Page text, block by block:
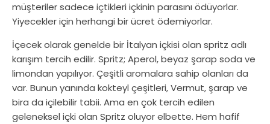
müşteriler sadece içtikleri içkinin parasını ödüyorlar.
Yiyecekler için herhangi bir ücret ödemiyorlar.
İçecek olarak genelde bir İtalyan içkisi olan spritz adlı
karışım tercih edilir. Spritz; Aperol, beyaz şarap soda ve
limondan yapılıyor. Çeşitli aromalara sahip olanları da
var. Bunun yanında kokteyl çeşitleri, Vermut, şarap ve
bira da içilebilir tabii. Ama en çok tercih edilen
geleneksel içki olan Spritz oluyor elbette. Hem hafif